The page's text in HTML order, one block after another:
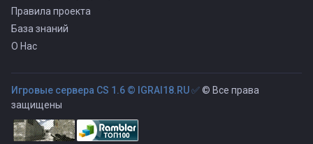
Правила проекта
База знаний
О Нас
Игровые сервера CS 1.6 © IGRAI18.RU ✅© Все права
защищены